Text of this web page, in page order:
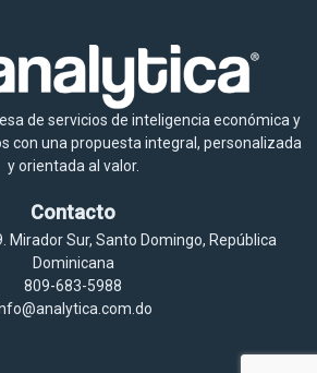
de servicios de inteligencia económica y
con una propuesta integral, personalizada
y orientada al valor.
Contacto
Mirador Sur, Santo Domingo, República
Dominicana
809-683-5988